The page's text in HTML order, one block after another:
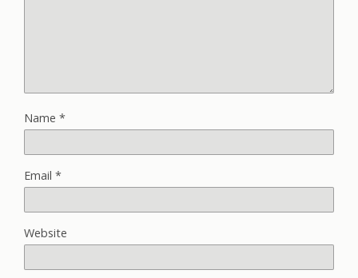
Name *
Email *
Website